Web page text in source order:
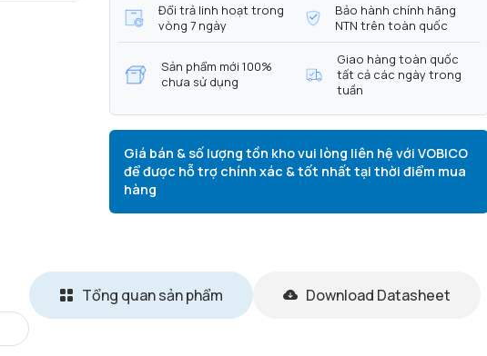
Đổi trả linh hoạt trong
vòng 7 ngày
Bảo hành chính hãng
NTN trên toàn quốc
Sản phẩm mới 100%
chưa sử dụng
Giao hàng toàn quốc
tất cả các ngày trong
tuần
Giá bán & số lượng tồn kho vui lòng liên hệ với VOBICO
để được hỗ trợ chính xác & tốt nhất tại thời điểm mua
hàng
Tổng quan sản phẩm Download Datasheet